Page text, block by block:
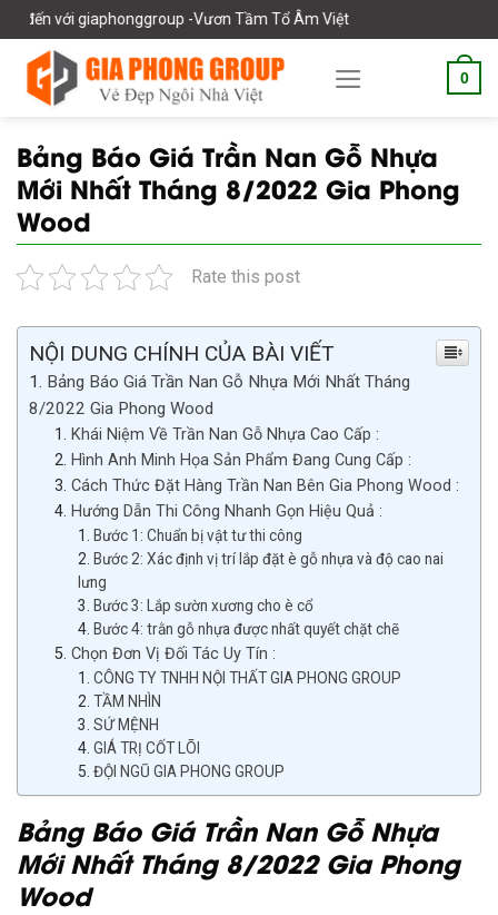
Skip
to
content
-Vươn Tầm Tổ Âm Việt
0
Bảng Báo Giá Trần Nan Gỗ Nhựa
Mới Nhất Tháng 8/2022 Gia Phong
Wood
Rate this post
NỘI DUNG CHÍNH CỦA BÀI VIẾT
Bảng Báo Giá Trần Nan Gỗ Nhựa Mới Nhất Tháng
8/2022 Gia Phong Wood
Khái Niệm Về Trần Nan Gỗ Nhựa Cao Cấp :
Hình Anh Minh Họa Sản Phẩm Đang Cung Cấp :
Cách Thức Đặt Hàng Trần Nan Bên Gia Phong Wood :
Hướng Dẫn Thi Công Nhanh Gọn Hiệu Quả :
Bước 1: Chuẩn bị vật tư thi công
Bước 2: Xác định vị trí lắp đặt è gỗ nhựa và độ cao nai
lưng
Bước 3: Lắp sườn xương cho è cổ
Bước 4: trằn gỗ nhựa được nhất quyết chặt chẽ
Chọn Đơn Vị Đối Tác Uy Tín :
CÔNG TY TNHH NỘI THẤT GIA PHONG GROUP
TẦM NHÌN
SỨ MỆNH
GIÁ TRỊ CỐT LÕI
ĐỘI NGŨ GIA PHONG GROUP
Bảng Báo Giá Trần Nan Gỗ Nhựa
Mới Nhất Tháng 8/2022 Gia Phong
Wood